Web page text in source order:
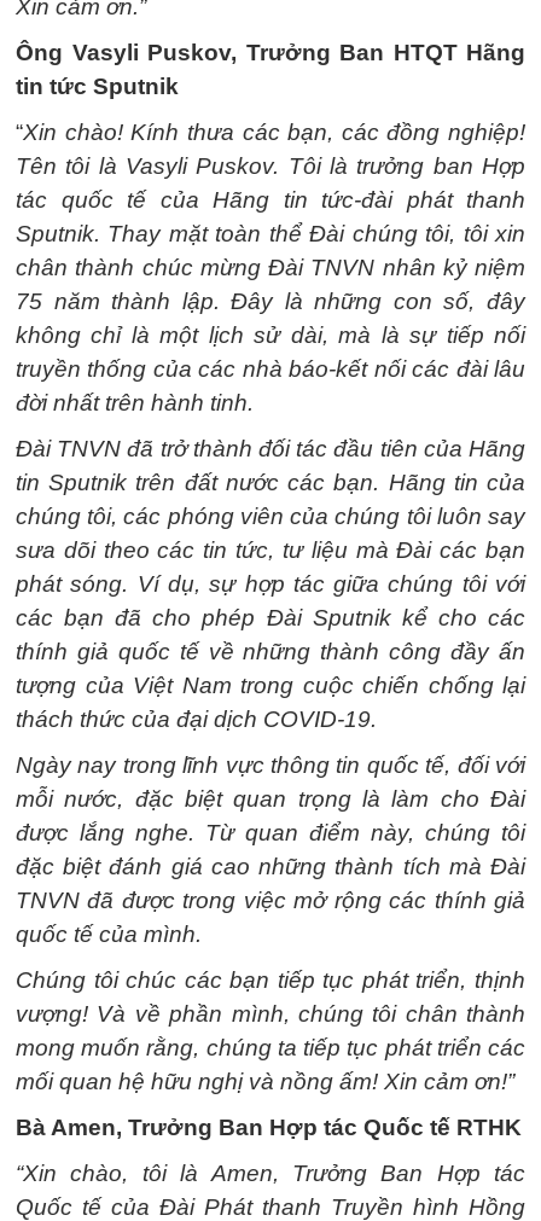
Xin cảm ơn.”
Ông Vasyli Puskov, Trưởng Ban HTQT Hãng
tin tức Sputnik
“Xin chào! Kính thưa các bạn, các đồng nghiệp!
Tên tôi là Vasyli Puskov. Tôi là trưởng ban Hợp
tác quốc tế của Hãng tin tức-đài phát thanh
Sputnik. Thay mặt toàn thể Đài chúng tôi, tôi xin
chân thành chúc mừng Đài TNVN nhân kỷ niệm
75 năm thành lập. Đây là những con số, đây
không chỉ là một lịch sử dài, mà là sự tiếp nối
truyền thống của các nhà báo-kết nối các đài lâu
đời nhất trên hành tinh.
Đài TNVN đã trở thành đối tác đầu tiên của Hãng
tin Sputnik trên đất nước các bạn. Hãng tin của
chúng tôi, các phóng viên của chúng tôi luôn say
sưa dõi theo các tin tức, tư liệu mà Đài các bạn
phát sóng. Ví dụ, sự hợp tác giữa chúng tôi với
các bạn đã cho phép Đài Sputnik kể cho các
thính giả quốc tế về những thành công đầy ấn
tượng của Việt Nam trong cuộc chiến chống lại
thách thức của đại dịch COVID-19.
Ngày nay trong lĩnh vực thông tin quốc tế, đối với
mỗi nước, đặc biệt quan trọng là làm cho Đài
được lắng nghe. Từ quan điểm này, chúng tôi
đặc biệt đánh giá cao những thành tích mà Đài
TNVN đã được trong việc mở rộng các thính giả
quốc tế của mình.
Chúng tôi chúc các bạn tiếp tục phát triển, thịnh
vượng! Và về phần mình, chúng tôi chân thành
mong muốn rằng, chúng ta tiếp tục phát triển các
mối quan hệ hữu nghị và nồng ấm! Xin cảm ơn!”
Bà Amen, Trưởng Ban Hợp tác Quốc tế RTHK
“Xin chào, tôi là Amen, Trưởng Ban Hợp tác
Quốc tế của Đài Phát thanh Truyền hình Hồng